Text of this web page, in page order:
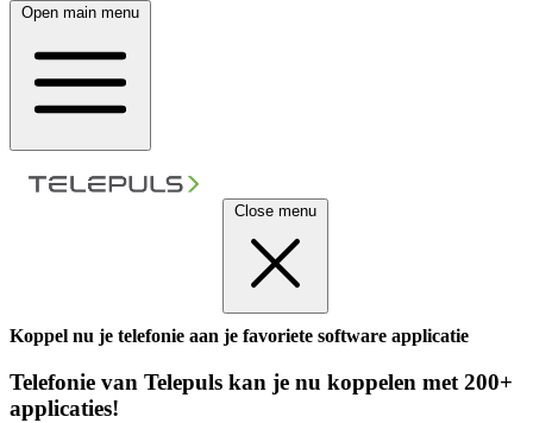
Open main menu
Close menu
Koppel nu je telefonie aan je favoriete software applicatie
Telefonie van Telepuls kan je nu koppelen met 200+
applicaties!